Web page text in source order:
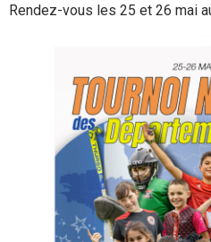
Rendez-vous les 25 et 26 mai